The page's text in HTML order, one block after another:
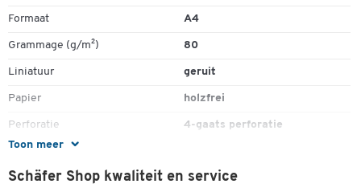
Toon meer
Formaat A4
Grammage (g/m²) 80
Liniatuur geruit
Papier holzfrei
Perforatie 4-gaats perforatie
Rand
Tabbladen Nee
Schäfer Shop kwaliteit en service